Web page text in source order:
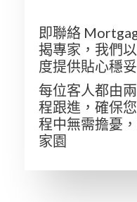
即聯絡
揭專家，我們
度提供貼心穩
每位客人都由
程跟進，確保
程中無需擔憂
家園